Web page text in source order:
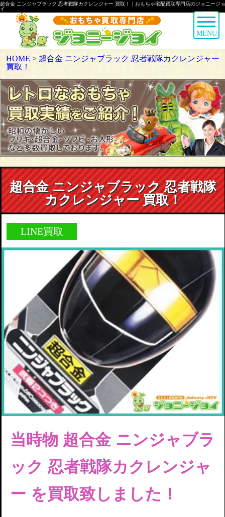
超合金 ニンジャブラック 忍者戦隊カクレンジャー 買取！｜おもちゃ宅配買取専門店のジョニージョ
イ
MENU
HOME > 超合金 ニンジャブラック 忍者戦隊カクレンジャー
買取！
超合金 ニンジャブラック 忍者戦隊
カクレンジャー 買取！
LINE買取
当時物 超合金 ニンジャブラ
ック 忍者戦隊カクレンジャ
ー を買取致しました！